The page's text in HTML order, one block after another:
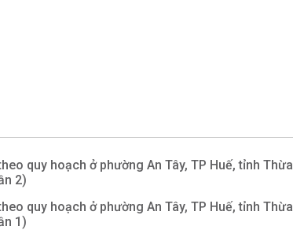
quy hoạch ở phường An Tây, TP Huế, tỉnh Thừa
2)
quy hoạch ở phường An Tây, TP Huế, tỉnh Thừa
1)